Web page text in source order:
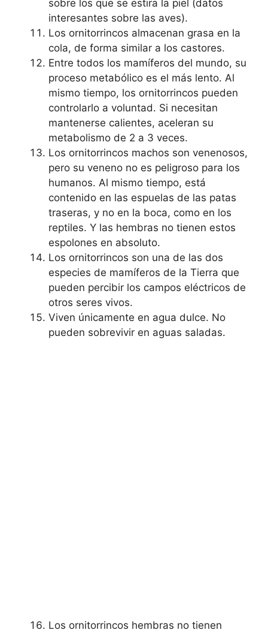
sobre los que se estira la piel (datos
interesantes sobre las aves).
Los ornitorrincos almacenan grasa en la
cola, de forma similar a los castores.
Entre todos los mamíferos del mundo, su
proceso metabólico es el más lento. Al
mismo tiempo, los ornitorrincos pueden
controlarlo a voluntad. Si necesitan
mantenerse calientes, aceleran su
metabolismo de 2 a 3 veces.
Los ornitorrincos machos son venenosos,
pero su veneno no es peligroso para los
humanos. Al mismo tiempo, está
contenido en las espuelas de las patas
traseras, y no en la boca, como en los
reptiles. Y las hembras no tienen estos
espolones en absoluto.
Los ornitorrincos son una de las dos
especies de mamíferos de la Tierra que
pueden percibir los campos eléctricos de
otros seres vivos.
Viven únicamente en agua dulce. No
pueden sobrevivir en aguas saladas.
Los ornitorrincos hembras no tienen